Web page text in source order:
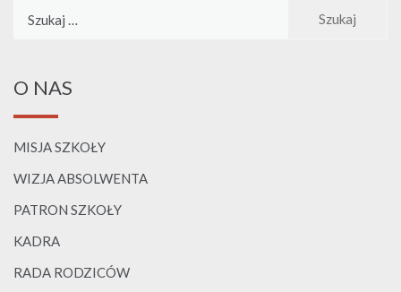
O NAS
MISJA SZKOŁY
WIZJA ABSOLWENTA
PATRON SZKOŁY
KADRA
RADA RODZICÓW